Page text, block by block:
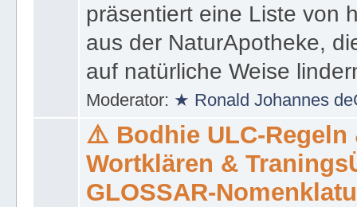
präsentiert eine Liste von
aus der NaturApotheke,
auf natürliche Weise
Moderator: ★ Ronald Johannes
⚠️ Bodhie ULC-Regeln
Wortklären &
GLOSSAR-